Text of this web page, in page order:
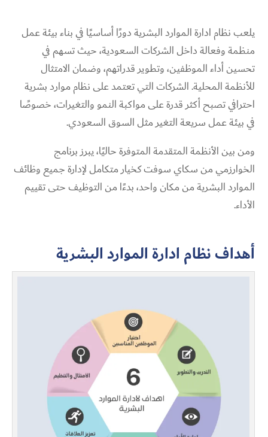
يلعب نظام ادارة الموارد البشرية دورًا أساسيًا في بناء بيئة عمل
منظمة وفعالة داخل الشركات السعودية، حيث تسهم في
تحسين أداء الموظفين، وتطوير قدراتهم، وضمان الامتثال
للأنظمة المحلية. الشركات التي تعتمد على نظام موارد بشرية
احترافي تصبح أكثر قدرة على مواكبة النمو والتغيرات، خصوصًا
في بيئة عمل سريعة التغير مثل السوق السعودي.
ومن بين الأنظمة المتقدمة المتوفرة حاليًا، يبرز برنامج
الخوارزمي من سكاي سوفت كخيار متكامل لإدارة جميع وظائف
الموارد البشرية من مكان واحد، بدءًا من التوظيف حتى تقييم
الأداء.
أهداف نظام ادارة الموارد البشرية